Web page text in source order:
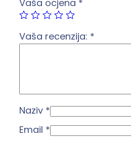
Vaša ocjena *
Vaša recenzija: *
Naziv *
Email *